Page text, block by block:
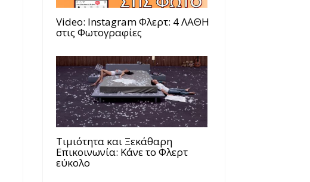
Video: Instagram Φλερτ: 4 ΛΑΘΗ
στις Φωτογραφίες
Τιμιότητα και Ξεκάθαρη
Επικοινωνία: Κάνε το Φλερτ
εύκολο